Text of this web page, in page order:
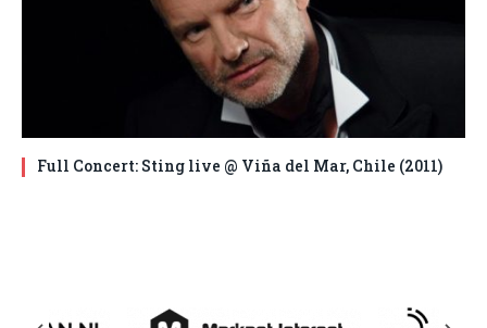
Full Concert: Sting live @ Viña del Mar, Chile (2011)